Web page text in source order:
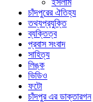
চাঁদপুরের ঐতিহ্য
তথ্যপ্রযুক্তি
ব্যক্তিত্ব
প্রবাস সংবাদ
সাহিত্য
লিঙ্ক
ভিডিও
ফটো
চাঁদপুর এর ডাক্তারগন